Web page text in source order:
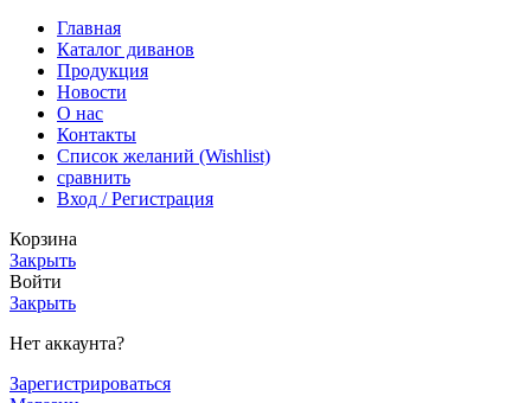
Главная
Каталог диванов
Продукция
Новости
О нас
Контакты
Список желаний (Wishlist)
сравнить
Вход / Регистрация
Корзина
Закрыть
Войти
Закрыть
Нет аккаунта?
Зарегистрироваться